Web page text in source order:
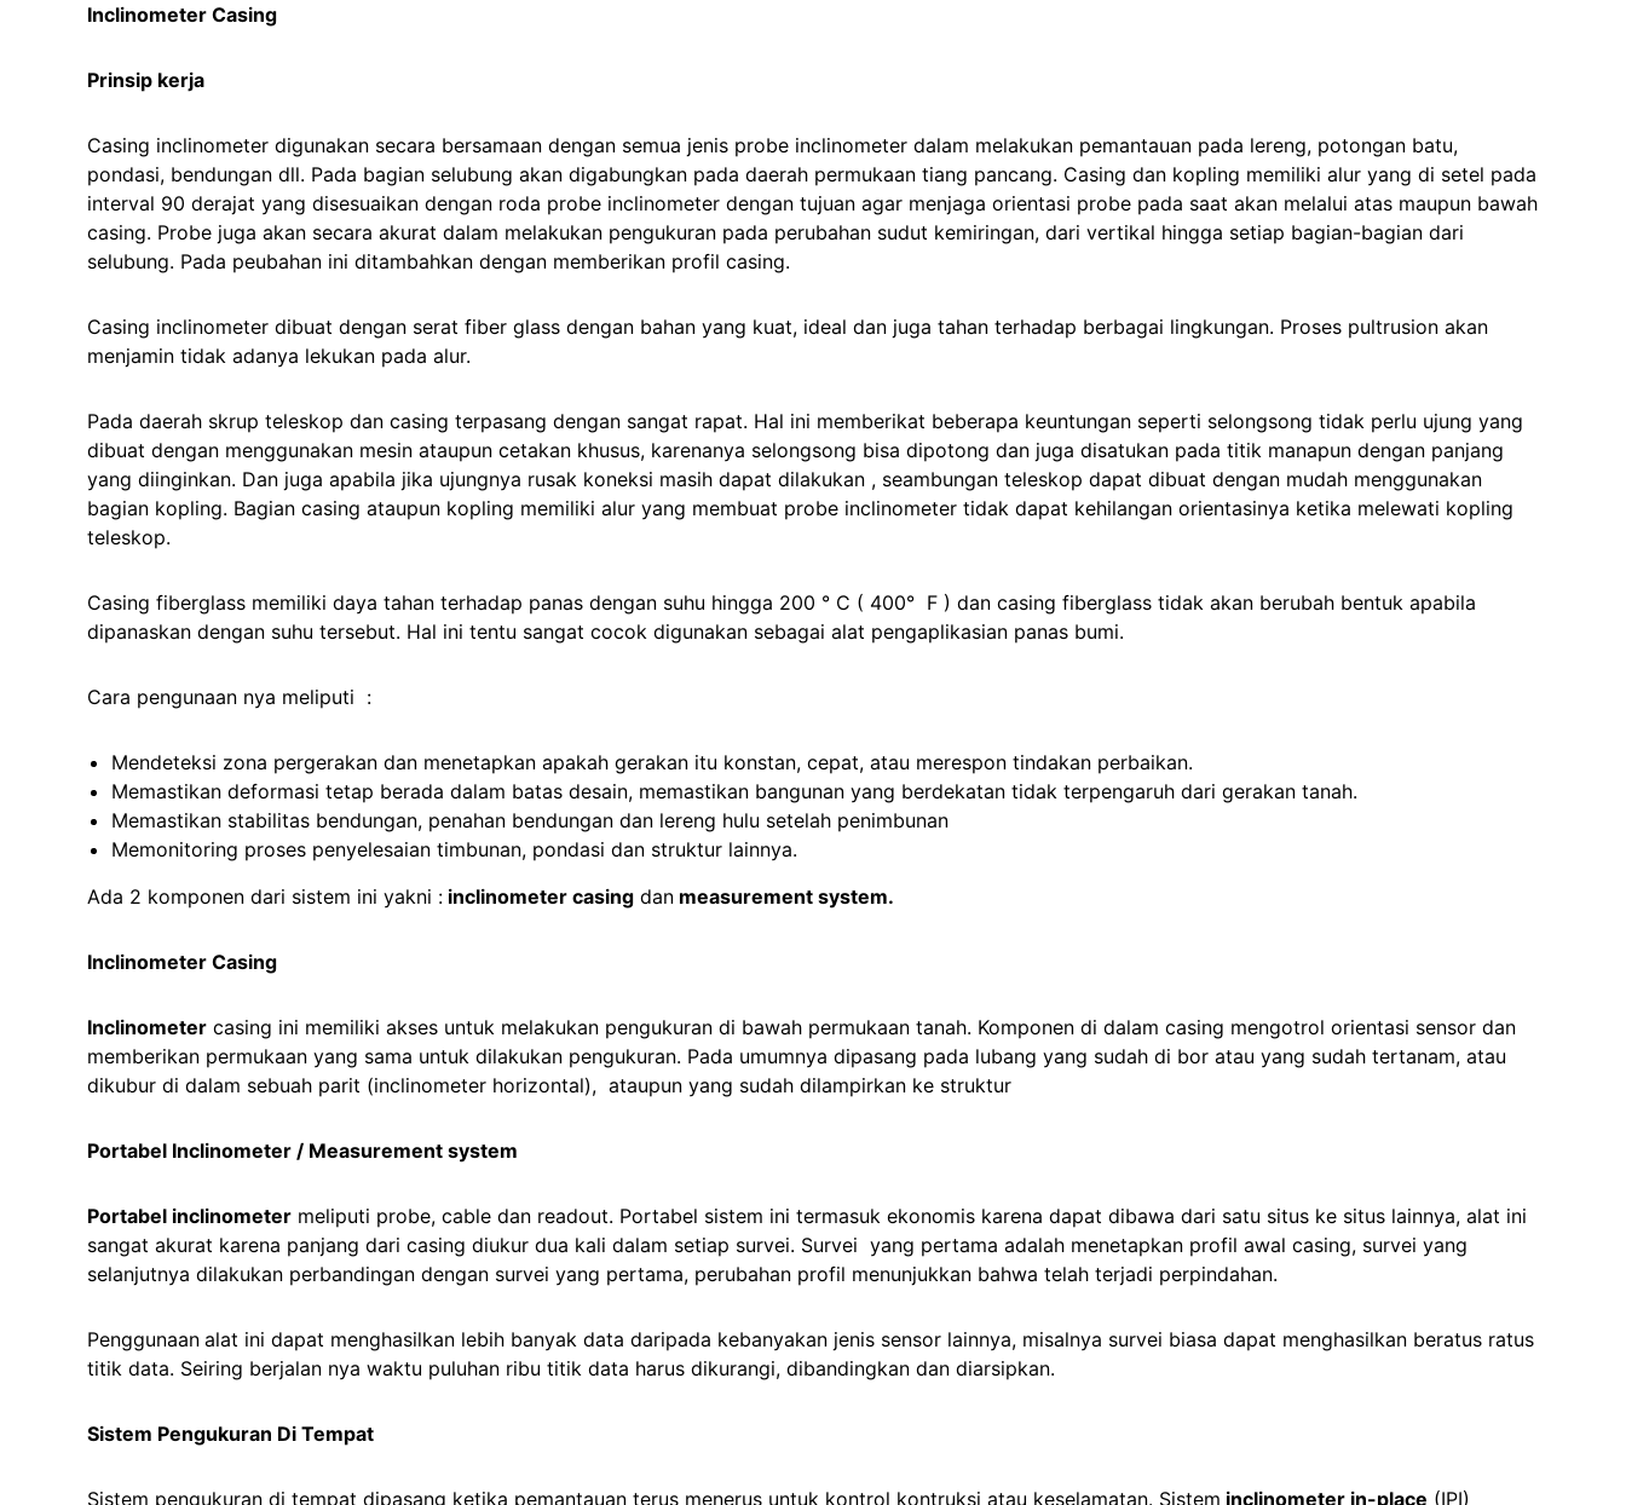
Inclinometer Casing
Prinsip kerja
Casing inclinometer digunakan secara bersamaan dengan semua jenis probe inclinometer dalam melakukan pemantauan pada lereng, potongan batu,
pondasi, bendungan dll. Pada bagian selubung akan digabungkan pada daerah permukaan tiang pancang. Casing dan kopling memiliki alur yang di setel pada
interval 90 derajat yang disesuaikan dengan roda probe inclinometer dengan tujuan agar menjaga orientasi probe pada saat akan melalui atas maupun bawah
casing. Probe juga akan secara akurat dalam melakukan pengukuran pada perubahan sudut kemiringan, dari vertikal hingga setiap bagian-bagian dari
selubung. Pada peubahan ini ditambahkan dengan memberikan profil casing.
Casing inclinometer dibuat dengan serat fiber glass dengan bahan yang kuat, ideal dan juga tahan terhadap berbagai lingkungan. Proses pultrusion akan
menjamin tidak adanya lekukan pada alur.
Pada daerah skrup teleskop dan casing terpasang dengan sangat rapat. Hal ini memberikat beberapa keuntungan seperti selongsong tidak perlu ujung yang
dibuat dengan menggunakan mesin ataupun cetakan khusus, karenanya selongsong bisa dipotong dan juga disatukan pada titik manapun dengan panjang
yang diinginkan. Dan juga apabila jika ujungnya rusak koneksi masih dapat dilakukan , seambungan teleskop dapat dibuat dengan mudah menggunakan
bagian kopling. Bagian casing ataupun kopling memiliki alur yang membuat probe inclinometer tidak dapat kehilangan orientasinya ketika melewati kopling
teleskop.
Casing fiberglass memiliki daya tahan terhadap panas dengan suhu hingga 200 ° C ( 400° F ) dan casing fiberglass tidak akan berubah bentuk apabila
dipanaskan dengan suhu tersebut. Hal ini tentu sangat cocok digunakan sebagai alat pengaplikasian panas bumi.
Cara pengunaan nya meliputi :
Mendeteksi zona pergerakan dan menetapkan apakah gerakan itu konstan, cepat, atau merespon tindakan perbaikan.
Memastikan deformasi tetap berada dalam batas desain, memastikan bangunan yang berdekatan tidak terpengaruh dari gerakan tanah.
Memastikan stabilitas bendungan, penahan bendungan dan lereng hulu setelah penimbunan
Memonitoring proses penyelesaian timbunan, pondasi dan struktur lainnya.
Ada 2 komponen dari sistem ini yakni : inclinometer casing dan measurement system.
Inclinometer Casing
Inclinometer casing ini memiliki akses untuk melakukan pengukuran di bawah permukaan tanah. Komponen di dalam casing mengotrol orientasi sensor dan
memberikan permukaan yang sama untuk dilakukan pengukuran. Pada umumnya dipasang pada lubang yang sudah di bor atau yang sudah tertanam, atau
dikubur di dalam sebuah parit (inclinometer horizontal), ataupun yang sudah dilampirkan ke struktur
Portabel Inclinometer / Measurement system
Portabel inclinometer meliputi probe, cable dan readout. Portabel sistem ini termasuk ekonomis karena dapat dibawa dari satu situs ke situs lainnya, alat ini
sangat akurat karena panjang dari casing diukur dua kali dalam setiap survei. Survei yang pertama adalah menetapkan profil awal casing, survei yang
selanjutnya dilakukan perbandingan dengan survei yang pertama, perubahan profil menunjukkan bahwa telah terjadi perpindahan.
Penggunaan alat ini dapat menghasilkan lebih banyak data daripada kebanyakan jenis sensor lainnya, misalnya survei biasa dapat menghasilkan beratus ratus
titik data. Seiring berjalan nya waktu puluhan ribu titik data harus dikurangi, dibandingkan dan diarsipkan.
Sistem Pengukuran Di Tempat
Sistem pengukuran di tempat dipasang ketika pemantauan terus menerus untuk kontrol kontruksi atau keselamatan. Sistem inclinometer in-place (IPI)